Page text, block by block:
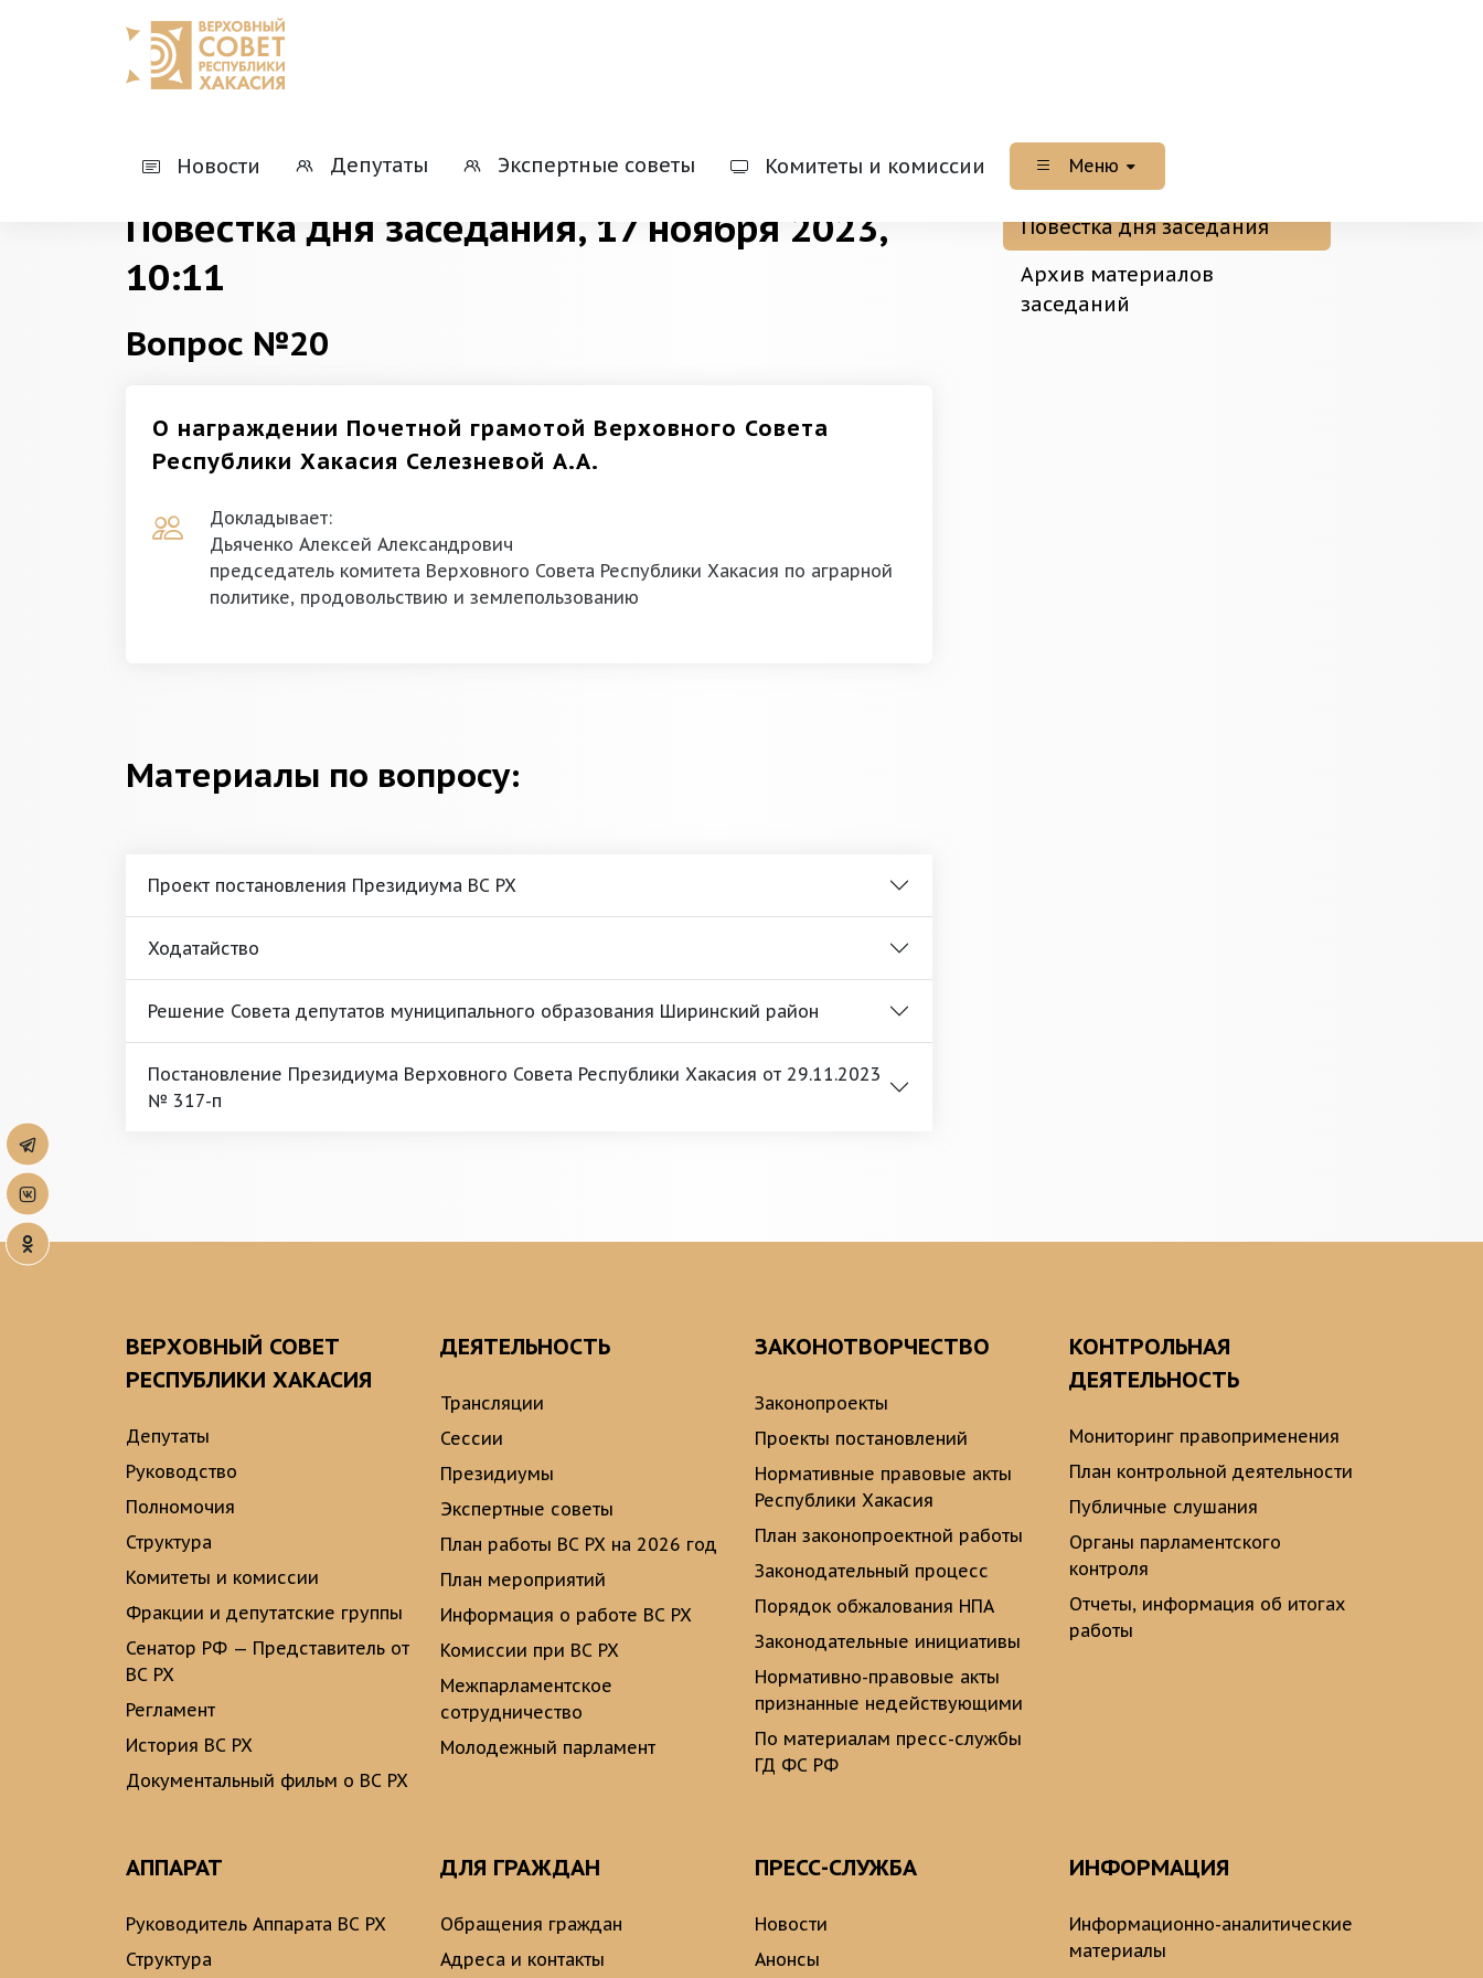
Новости Депутаты Экспертные советы Комитеты и комиссии Меню
Повестка дня заседания
Архив материалов
заседаний
Повестка дня заседания, 17 ноября 2023,
10:11
Вопрос №20
О награждении Почетной грамотой Верховного Совета
Республики Хакасия Селезневой А.А.
Докладывает:
Дьяченко Алексей Александрович
председатель комитета Верховного Совета Республики Хакасия по аграрной
политике, продовольствию и землепользованию
Материалы по вопросу:
Проект постановления Президиума ВС РХ
Ходатайство
Решение Совета депутатов муниципального образования Ширинский район
Постановление Президиума Верховного Совета Республики Хакасия от 29.11.2023
№ 317-п
ВЕРХОВНЫЙ СОВЕТ
РЕСПУБЛИКИ ХАКАСИЯ
Депутаты
Руководство
Полномочия
Структура
Комитеты и комиссии
Фракции и депутатские группы
Сенатор РФ — Представитель от
ВС РХ
Регламент
История ВС РХ
Документальный фильм о ВС РХ
ДЕЯТЕЛЬНОСТЬ
Трансляции
Сессии
Президиумы
Экспертные советы
План работы ВС РХ на 2026 год
План мероприятий
Информация о работе ВС РХ
Комиссии при ВС РХ
Межпарламентское
сотрудничество
Молодежный парламент
ЗАКОНОТВОРЧЕСТВО
Законопроекты
Проекты постановлений
Нормативные правовые акты
Республики Хакасия
План законопроектной работы
Законодательный процесс
Порядок обжалования НПА
Законодательные инициативы
Нормативно-правовые акты
признанные недействующими
По материалам пресс-службы
ГД ФС РФ
КОНТРОЛЬНАЯ
ДЕЯТЕЛЬНОСТЬ
Мониторинг правоприменения
План контрольной деятельности
Публичные слушания
Органы парламентского
контроля
Отчеты, информация об итогах
работы
АППАРАТ
Руководитель Аппарата ВС РХ
Структура
ДЛЯ ГРАЖДАН
Обращения граждан
Адреса и контакты
ПРЕСС-СЛУЖБА
Новости
Анонсы
ИНФОРМАЦИЯ
Информационно-аналитические
материалы